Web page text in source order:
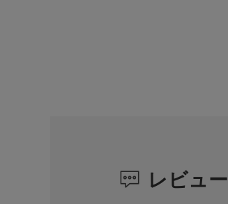
レビュー